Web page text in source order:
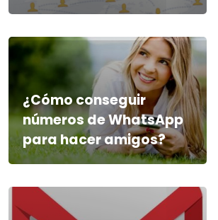
¿Cómo conseguir
números de WhatsApp
para hacer amigos?